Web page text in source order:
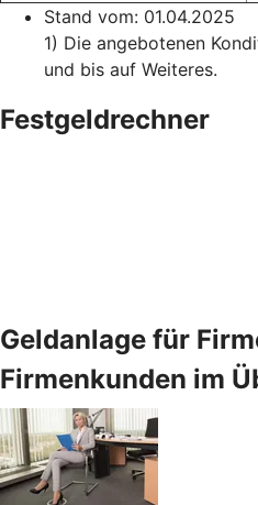
Stand vom: 01.04.2025
1) Die angebotenen
und bis auf Weiteres.
Festgeldrechner
Geldanlage für
Firmenkunden im